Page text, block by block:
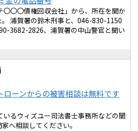
〇〇〇債権回収会社」から、所在を聞か
浦賀署の鈴木刑事と、046-830-1150
3682-2826、浦賀署の中山警官と聞い
ローンからの被害相談は無料です
いるウィズユー司法書士事務所などの闇
へ相談してください。